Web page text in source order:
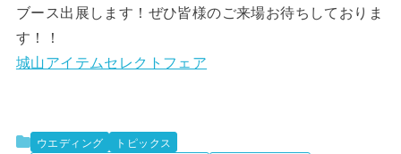
ブース出展します！ぜひ皆様のご来場お待ちしておりま
す！！
城山アイテムセレクトフェア
ウエディング
トピックス